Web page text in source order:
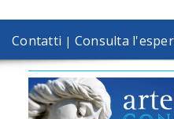
Contatti | Consulta